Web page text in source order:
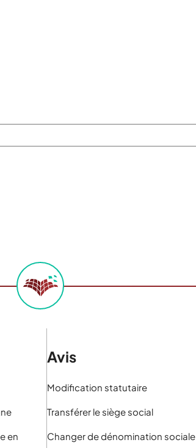
en
Avis
Modification statutaire
Transférer le siège social
Changer de dénomination sociale